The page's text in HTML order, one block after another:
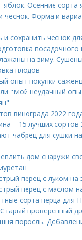
яблок. Осенние сорта
чеснок. Форма и
и сохранить чеснок
посадочного
на зиму.
плодов
опыт покупки
"Мой неудачный
винограда 2022
– 15 лучших сортов
чабрец для сушки
дом снаружи
перец с луком на
перец с маслом
сорта перца для
проверенный
поросль.